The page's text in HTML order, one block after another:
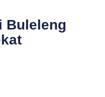
Buleleng